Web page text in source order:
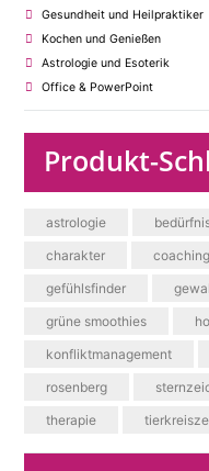
Gesundheit und Heilpraktiker
Kochen und Genießen
Astrologie und Esoterik
Office & PowerPoint
Produkt-
astrologie
charakter
coaching
gefühlsfinder
grüne smoothies
konfliktmanagement
rosenberg
therapie